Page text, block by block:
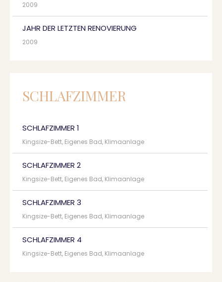
2009
JAHR DER LETZTEN RENOVIERUNG
2009
SCHLAFZIMMER
SCHLAFZIMMER 1
Kingsize-Bett, Eigenes Bad, Klimaanlage
SCHLAFZIMMER 2
Kingsize-Bett, Eigenes Bad, Klimaanlage
SCHLAFZIMMER 3
Kingsize-Bett, Eigenes Bad, Klimaanlage
SCHLAFZIMMER 4
Kingsize-Bett, Eigenes Bad, Klimaanlage